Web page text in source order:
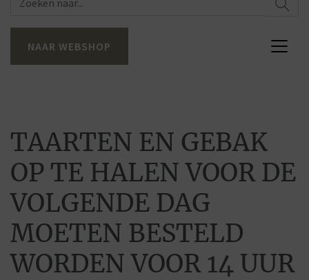
NAAR WEBSHOP
TAARTEN EN GEBAK
OP TE HALEN VOOR DE
VOLGENDE DAG
MOETEN BESTELD
WORDEN VOOR 14 UUR